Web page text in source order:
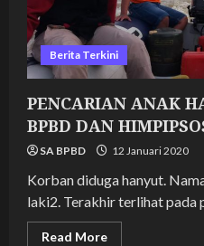
Berita Terkini
PENCARIAN ANAK
BPBD DAN
SA BPBD 12 Januari 2020
Korban diduga hanyut.
laki2. Terakhir terlihat pada
Read MoreRead